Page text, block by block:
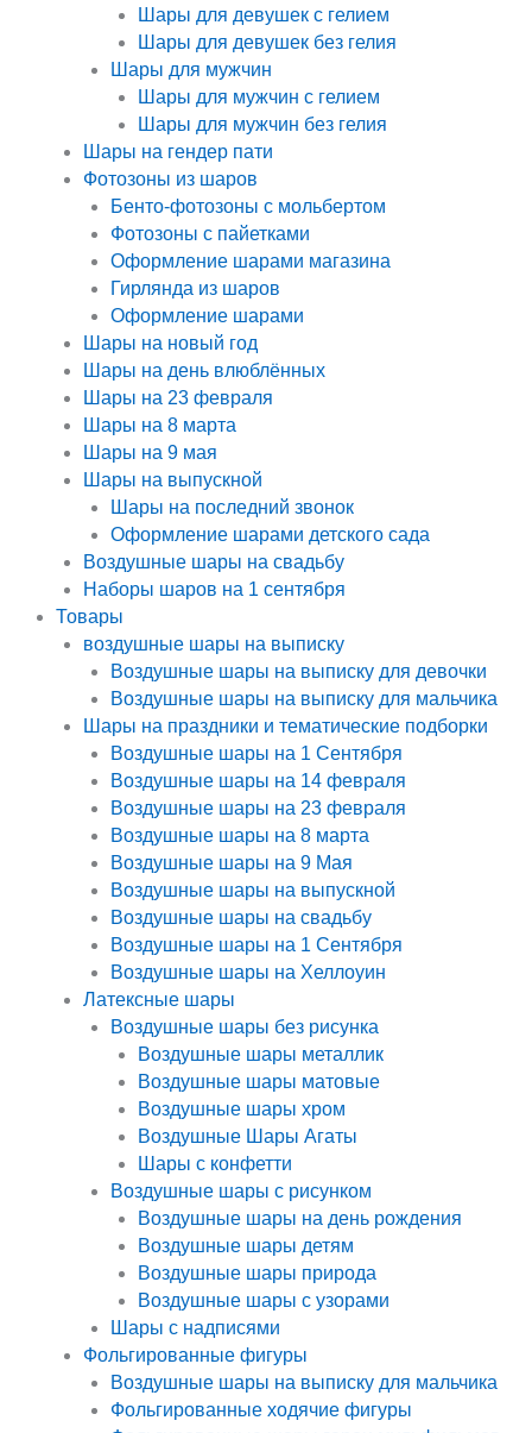
Шары для девушек с гелием
Шары для девушек без гелия
Шары для мужчин
Шары для мужчин с гелием
Шары для мужчин без гелия
Шары на гендер пати
Фотозоны из шаров
Бенто-фотозоны с мольбертом
Фотозоны с пайетками
Оформление шарами магазина
Гирлянда из шаров
Оформление шарами
Шары на новый год
Шары на день влюблённых
Шары на 23 февраля
Шары на 8 марта
Шары на 9 мая
Шары на выпускной
Шары на последний звонок
Оформление шарами детского сада
Воздушные шары на свадьбу
Наборы шаров на 1 сентября
Товары
воздушные шары на выписку
Воздушные шары на выписку для девочки
Воздушные шары на выписку для мальчика
Шары на праздники и тематические подборки
Воздушные шары на 1 Сентября
Воздушные шары на 14 февраля
Воздушные шары на 23 февраля
Воздушные шары на 8 марта
Воздушные шары на 9 Мая
Воздушные шары на выпускной
Воздушные шары на свадьбу
Воздушные шары на 1 Сентября
Воздушные шары на Хеллоуин
Латексные шары
Воздушные шары без рисунка
Воздушные шары металлик
Воздушные шары матовые
Воздушные шары хром
Воздушные Шары Агаты
Шары с конфетти
Воздушные шары с рисунком
Воздушные шары на день рождения
Воздушные шары детям
Воздушные шары природа
Воздушные шары с узорами
Шары с надписями
Фольгированные фигуры
Воздушные шары на выписку для мальчика
Фольгированные ходячие фигуры